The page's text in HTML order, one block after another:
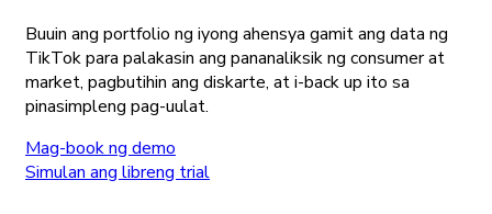
Buuin ang portfolio ng iyong ahensya gamit ang data ng
TikTok para palakasin ang pananaliksik ng consumer at
market, pagbutihin ang diskarte, at i-back up ito sa
pinasimpleng pag-uulat.
Mag-book ng demo
Simulan ang libreng trial